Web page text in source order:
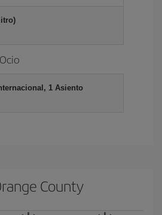
1 Asiento
County